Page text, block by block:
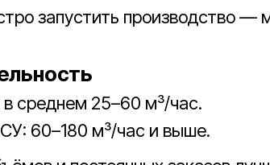
запустить производство —
среднем 25–60 м³/час.
60–180 м³/час и выше.